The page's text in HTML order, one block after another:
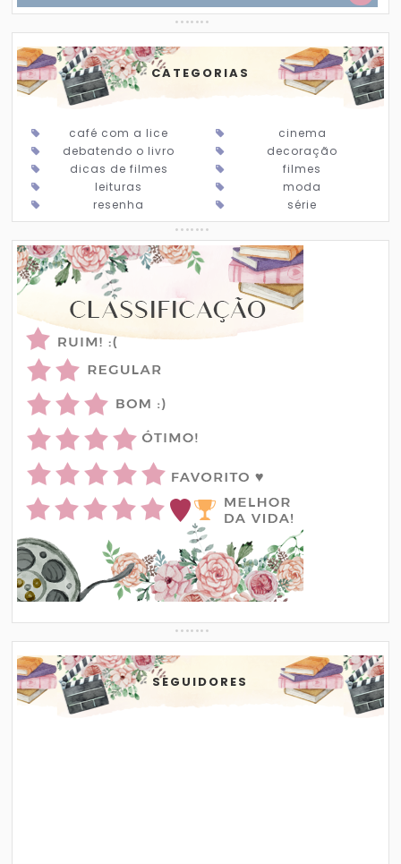
CATEGORIAS
café com a lice
cinema
debatendo o livro
decoração
dicas de filmes
filmes
leituras
moda
resenha
série
SEGUIDORES